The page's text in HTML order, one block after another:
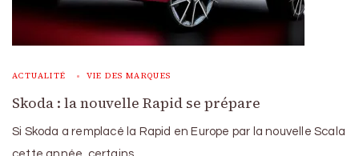
ACTUALITÉ VIE DES MARQUES
Skoda : la nouvelle Rapid se prépare
Si Skoda a remplacé la Rapid en Europe par la nouvelle Scala